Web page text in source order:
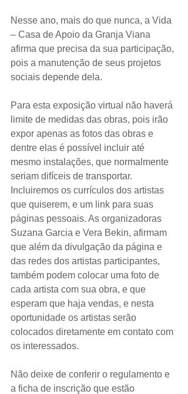
Nesse ano, mais do que nunca, a Vida
– Casa de Apoio da Granja Viana
afirma que precisa da sua participação,
pois a manutenção de seus projetos
sociais depende dela.
Para esta exposição virtual não haverá
limite de medidas das obras, pois irão
expor apenas as fotos das obras e
dentre elas é possível incluir até
mesmo instalações, que normalmente
seriam difíceis de transportar.
Incluiremos os currículos dos artistas
que quiserem, e um link para suas
páginas pessoais. As organizadoras
Suzana Garcia e Vera Bekin, afirmam
que além da divulgação da página e
das redes dos artistas participantes,
também podem colocar uma foto de
cada artista com sua obra, e que
esperam que haja vendas, e nesta
oportunidade os artistas serão
colocados diretamente em contato com
os interessados.
Não deixe de conferir o regulamento e
a ficha de inscrição que estão